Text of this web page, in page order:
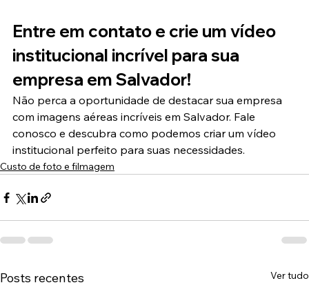
Entre em contato e crie um vídeo
institucional incrível para sua
empresa em Salvador!
Não perca a oportunidade de destacar sua empresa
com imagens aéreas incríveis em Salvador. Fale
conosco e descubra como podemos criar um vídeo
institucional perfeito para suas necessidades.
Custo de foto e filmagem
Posts recentes Ver tudo